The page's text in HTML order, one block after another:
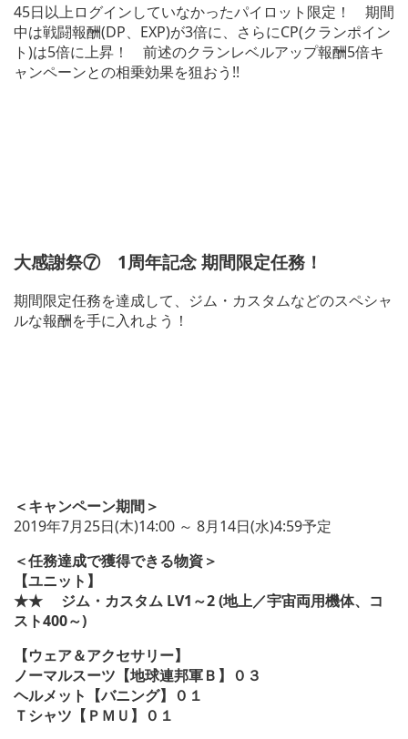
45日以上ログインしていなかったパイロット限定！ 期間
中は戦闘報酬(DP、EXP)が3倍に、さらにCP(クランポイン
ト)は5倍に上昇！ 前述のクランレベルアップ報酬5倍キ
ャンペーンとの相乗効果を狙おう!!
大感謝祭⑦ 1周年記念 期間限定任務！
期間限定任務を達成して、ジム・カスタムなどのスペシャ
ルな報酬を手に入れよう！
＜キャンペーン期間＞
2019年7月25日(木)14:00 ～ 8月14日(水)4:59予定
＜任務達成で獲得できる物資＞
【ユニット】
★★ ジム・カスタム LV1～2 (地上／宇宙両用機体、コ
スト400～)
【ウェア＆アクセサリー】
ノーマルスーツ【地球連邦軍Ｂ】０３
ヘルメット【バニング】０１
Ｔシャツ【ＰＭＵ】０１